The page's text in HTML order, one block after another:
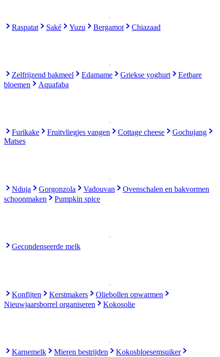
Raspatat Saké Yuzu Bergamot Chiazaad
Zelfrijzend bakmeel Edamame Griekse yoghurt
Eetbare
bloemen
Aquafaba
Furikake Fruitvliegjes vangen Cottage cheese
Gochujang
Matses
Nduja Gorgonzola Vadouvan
Ovenschalen en bakvormen
schoonmaken
Pumpkin spice
Gecondenseerde melk
Konfijten Kerstmakers
Oliebollen opwarmen
Nieuwjaarsborrel organiseren
Kokosolie
Karnemelk Mieren bestrijden
Kokosbloesemsuiker